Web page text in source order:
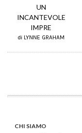
UN
INCANTEVOLE
IMPRE
di LYNNE GRAHAM
CHI SIAMO